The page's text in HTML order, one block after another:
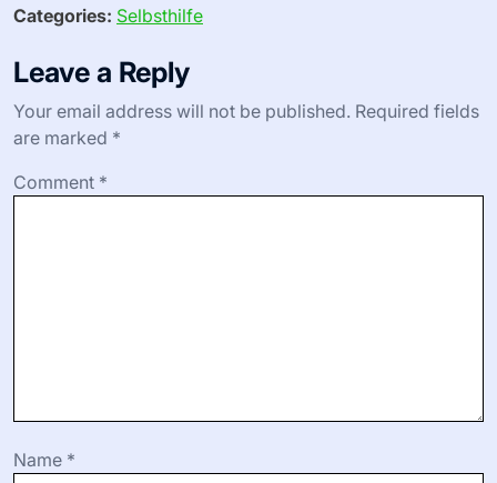
Categories: Selbsthilfe
Leave a Reply
Your email address will not be published. Required fields
are marked *
Comment *
Name *